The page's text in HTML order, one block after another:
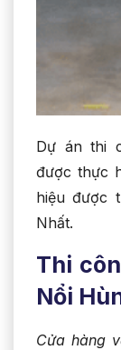
Dự án thi
được thực
hiệu được
Nhất.
Thi
Nổi
Cửa hàng